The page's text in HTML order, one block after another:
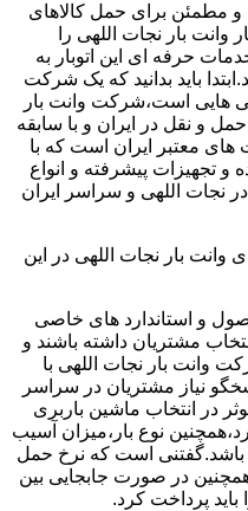
مطمئن برای حمل کالاهای
بار نجات اللهی را
حرفه ای این اتوبار به
باید بدانید که یک شرکت
هایی است،شرکت وانت بار
و نقل در ایران و با سابقه
معتبر ایران است که با
و تجهیزات پیشرفته و انواع
نجات اللهی و سراسر ایران
وانت بار نجات اللهی در این
و استاندارد های خاصی
مشتریان داشته باشند و
وانت بار نجات اللهی با
نیاز مشتریان در سراسر
در انتخاب ماشین باربری
نوع بار،میزان آسیب
باشد.گفتنی است که نرخ حمل
در صورت جابجایی بین
پرداخت کرد.